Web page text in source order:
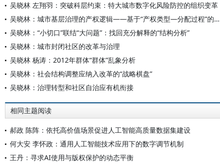
吴晓林 左翔羽：突破科层约束：特大城市数字化风险防控的组织变革
吴晓林：城市基层治理的产权逻辑——基于“产权类型—分配过程”的分析
吴晓林：“小切口”联结“大问题”：找回充分解释的“结构分析”
吴晓林：城市封闭社区的改革与治理
吴晓林 杨涛：2012年群体“群体”乱象分析
吴晓林：社会结构调整应纳入改革的“战略棋盘”
吴晓林：治理转型和社区自治应有机衔接
相同主题阅读
郝政 陈阵：依托高价值场景促进人工智能高质量数据集建设
何大安 李怀政：通用人工智能技术应用下的数字调节机制
王丹：寻求AI使用与版权保护的动态平衡